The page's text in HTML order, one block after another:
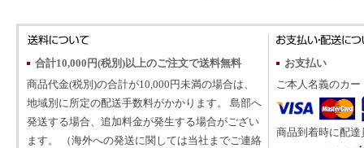
合計10,000円(税別)以上のご注文で送料無料
商品代金(税別)の合計が10,000円未満の場合は、
地域別に所定の配送手数料がかかります。 島部へ
発送する場合、追加料金が発生する場合がござい
ます。 （海外への発送に関しては当社までご連絡
お支払い
ご本人名義のカ
商品到着時に配